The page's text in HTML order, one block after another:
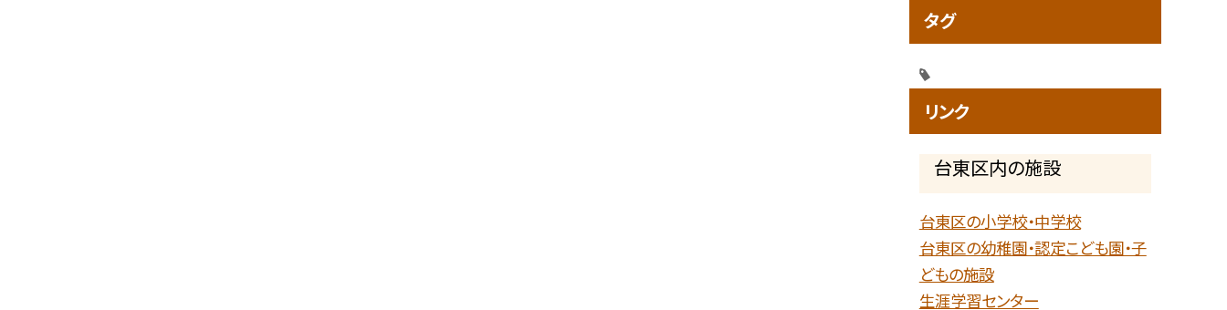
タグ
リンク
台東区内の施設
台東区の小学校・中学校
台東区の幼稚園・認定こども園・子
どもの施設
生涯学習センター